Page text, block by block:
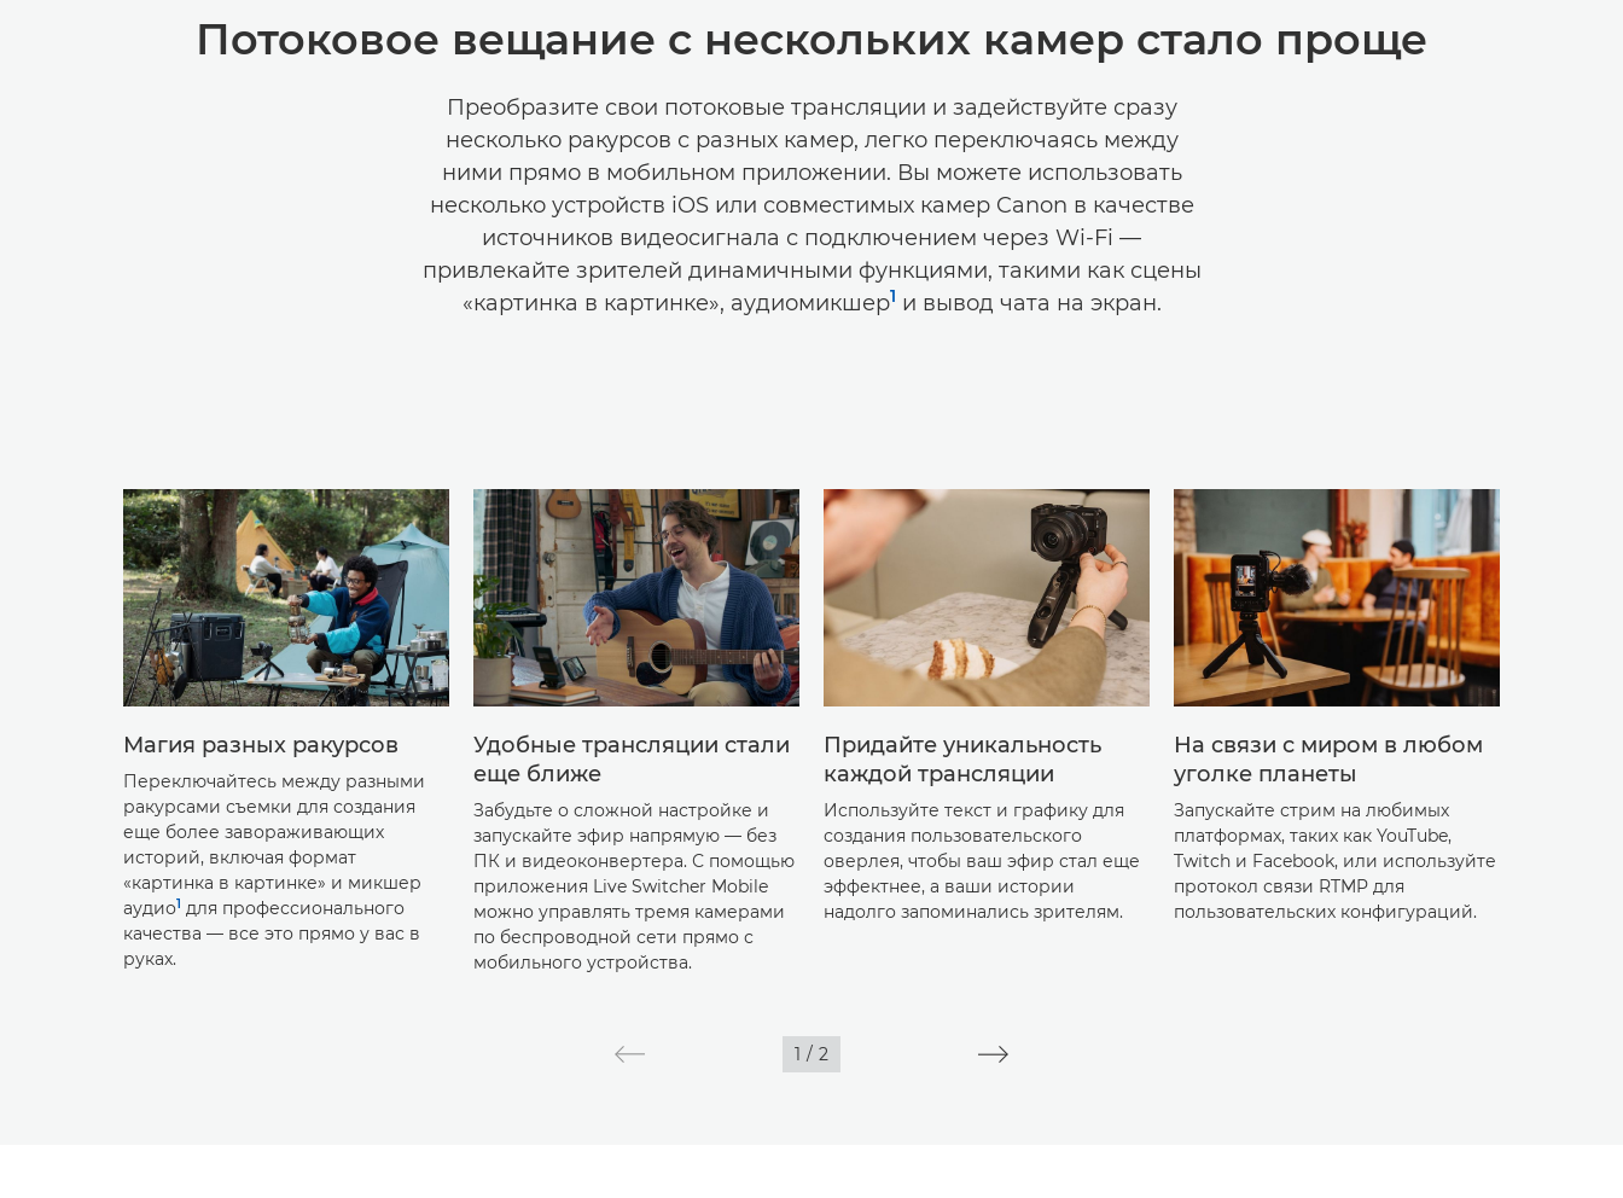
Потоковое вещание с нескольких камер стало проще
Преобразите свои потоковые трансляции и задействуйте сразу
несколько ракурсов с разных камер, легко переключаясь между
ними прямо в мобильном приложении. Вы можете использовать
несколько устройств iOS или совместимых камер Canon в качестве
источников видеосигнала с подключением через Wi-Fi —
привлекайте зрителей динамичными функциями, такими как сцены
«картинка в картинке», аудиомикшер1 и вывод чата на экран.
Магия разных ракурсов
Переключайтесь между разными
ракурсами съемки для создания
еще более завораживающих
историй, включая формат
«картинка в картинке» и микшер
аудио1 для профессионального
качества — все это прямо у вас в
руках.
Удобные трансляции стали
еще ближе
Забудьте о сложной настройке и
запускайте эфир напрямую — без
ПК и видеоконвертера. С помощью
приложения Live Switcher Mobile
можно управлять тремя камерами
по беспроводной сети прямо с
мобильного устройства.
Придайте уникальность
каждой трансляции
Используйте текст и графику для
создания пользовательского
оверлея, чтобы ваш эфир стал еще
эффектнее, а ваши истории
надолго запоминались зрителям.
На связи с миром в любом
уголке планеты
Запускайте стрим на любимых
платформах, таких как YouTube,
Twitch и Facebook, или используйте
протокол связи RTMP для
пользовательских конфигураций.
1 / 2